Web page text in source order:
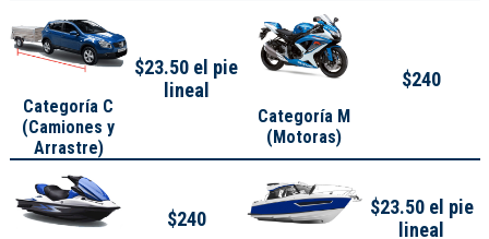
Categoría C
(Camiones y
Arrastre)
$23.50 el pie
lineal
Categoría M
(Motoras)
$240
$240
$23.50 el pie
lineal